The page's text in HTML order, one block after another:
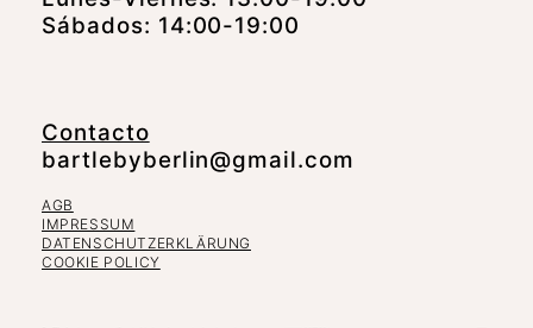
Sábados: 14:00-19:00
Contacto
bartlebyberlin@gmail.com
AGB
IMPRESSUM
DATENSCHUTZERKLÄRUNG
COOKIE POLICY